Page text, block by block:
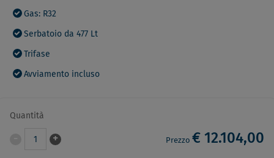
Gas: R32
Serbatoio da 477 Lt
Trifase
Avviamento incluso
Quantità
1 + Prezzo € 12.104,00